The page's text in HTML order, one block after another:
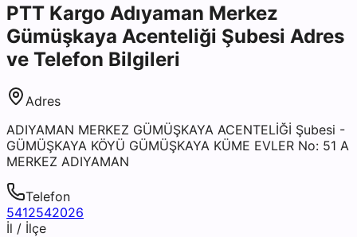
PTT Kargo Adıyaman Merkez
Gümüşkaya Acenteliği Şubesi Adres
ve Telefon Bilgileri
Adres
ADIYAMAN MERKEZ GÜMÜŞKAYA ACENTELİĞİ Şubesi -
GÜMÜŞKAYA KÖYÜ GÜMÜŞKAYA KÜME EVLER No: 51 A
MERKEZ ADIYAMAN
Telefon
5412542026
İl / İlçe